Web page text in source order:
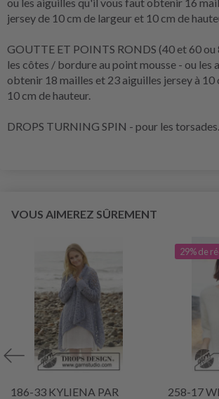
jersey de 10 cm de largeur et 10 cm de
GOUTTE ET POINTS RONDS (40 et 60 ou
les côtes / bordure au point mousse - ou les
obtenir 18 mailles et 23 aiguilles jersey à 10
10 cm de hauteur.
DROPS TURNING SPIN - pour les torsades.
VOUS AIMEREZ SÛREMENT
186-33 KYLIENA PAR
29% de
258-17